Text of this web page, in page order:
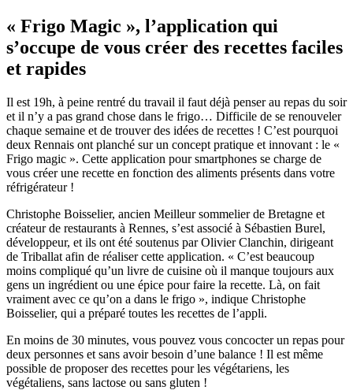
« Frigo Magic », l’application qui
s’occupe de vous créer des recettes faciles
et rapides
Il est 19h, à peine rentré du travail il faut déjà penser au repas du soir
et il n’y a pas grand chose dans le frigo… Difficile de se renouveler
chaque semaine et de trouver des idées de recettes ! C’est pourquoi
deux Rennais ont planché sur un concept pratique et innovant : le «
Frigo magic ». Cette application pour smartphones se charge de
vous créer une recette en fonction des aliments présents dans votre
réfrigérateur !
Christophe Boisselier, ancien Meilleur sommelier de Bretagne et
créateur de restaurants à Rennes, s’est associé à Sébastien Burel,
développeur, et ils ont été soutenus par Olivier Clanchin, dirigeant
de Triballat afin de réaliser cette application. « C’est beaucoup
moins compliqué qu’un livre de cuisine où il manque toujours aux
gens un ingrédient ou une épice pour faire la recette. Là, on fait
vraiment avec ce qu’on a dans le frigo », indique Christophe
Boisselier, qui a préparé toutes les recettes de l’appli.
En moins de 30 minutes, vous pouvez vous concocter un repas pour
deux personnes et sans avoir besoin d’une balance ! Il est même
possible de proposer des recettes pour les végétariens, les
végétaliens, sans lactose ou sans gluten !